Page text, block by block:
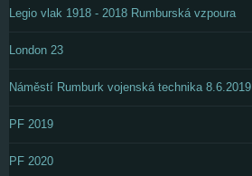
Legio vlak 1918 - 2018 Rumburská vzpoura
London 23
Náměstí Rumburk vojenská technika 8.6.2019
PF 2019
PF 2020